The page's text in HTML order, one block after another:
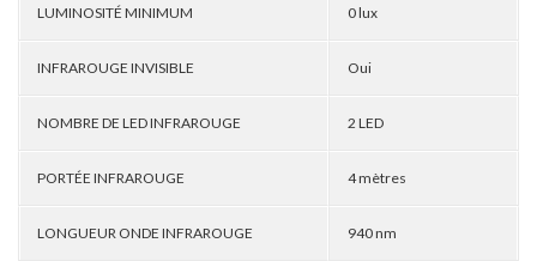
LUMINOSITÉ MINIMUM 0 lux
INFRAROUGE INVISIBLE Oui
NOMBRE DE LED INFRAROUGE 2 LED
PORTÉE INFRAROUGE 4 mètres
LONGUEUR ONDE INFRAROUGE 940 nm